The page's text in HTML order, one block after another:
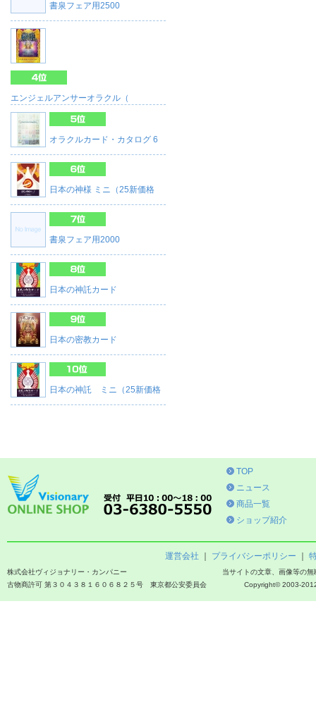
書泉フェア用2500
エンジェルアンサーオラクル（
オラクルカード・カタログ 6
日本の神様 ミニ（25新価格
書泉フェア用2000
日本の神託カード
日本の密教カード
日本の神託 ミニ（25新価格
TOP
ニュース
商品一覧
ショップ紹介
運営会社 プライバシーポリシー
当サイトの文章、画像等の
Copyright© 2003-
株式会社ヴィジョナリー・カンパニー
古物商許可 第３０４３８１６０６８２５号 東京都公安委員会